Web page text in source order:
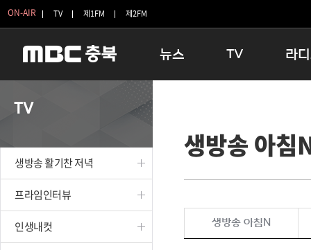
ON-AIR TV 제1FM 제2FM
뉴스
보은
옥천
TV
인생내컷
테마기행 길
시청자 FLEX
특집프로그램
라
16:00
우리 고
TV
생방송 활기찬 저녁
프라임인터뷰
인생내컷
생방송 아침
생방송 아침N